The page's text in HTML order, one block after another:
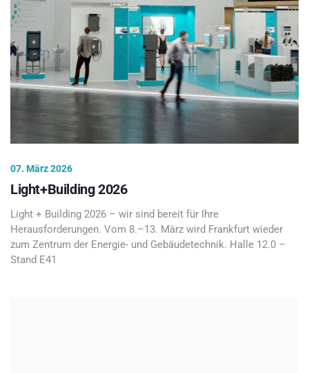
07. März 2026
Light+Building 2026
Light + Building 2026 – wir sind bereit für Ihre
Herausforderungen. Vom 8.–13. März wird Frankfurt wieder
zum Zentrum der Energie- und Gebäudetechnik. Halle 12.0 –
Stand E41